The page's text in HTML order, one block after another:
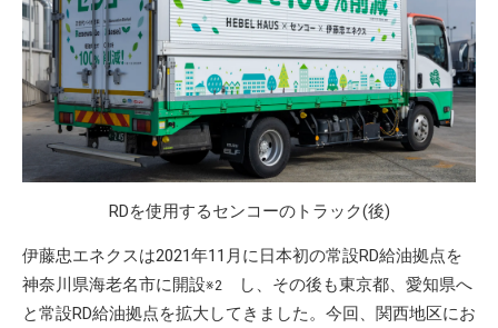
RDを使用するセンコーのトラック(後)
伊藤忠エネクスは2021年11月に日本初の常設RD給油拠点を
神奈川県海老名市に開設※2 し、その後も東京都、愛知県へ
と常設RD給油拠点を拡大してきました。今回、関西地区にお